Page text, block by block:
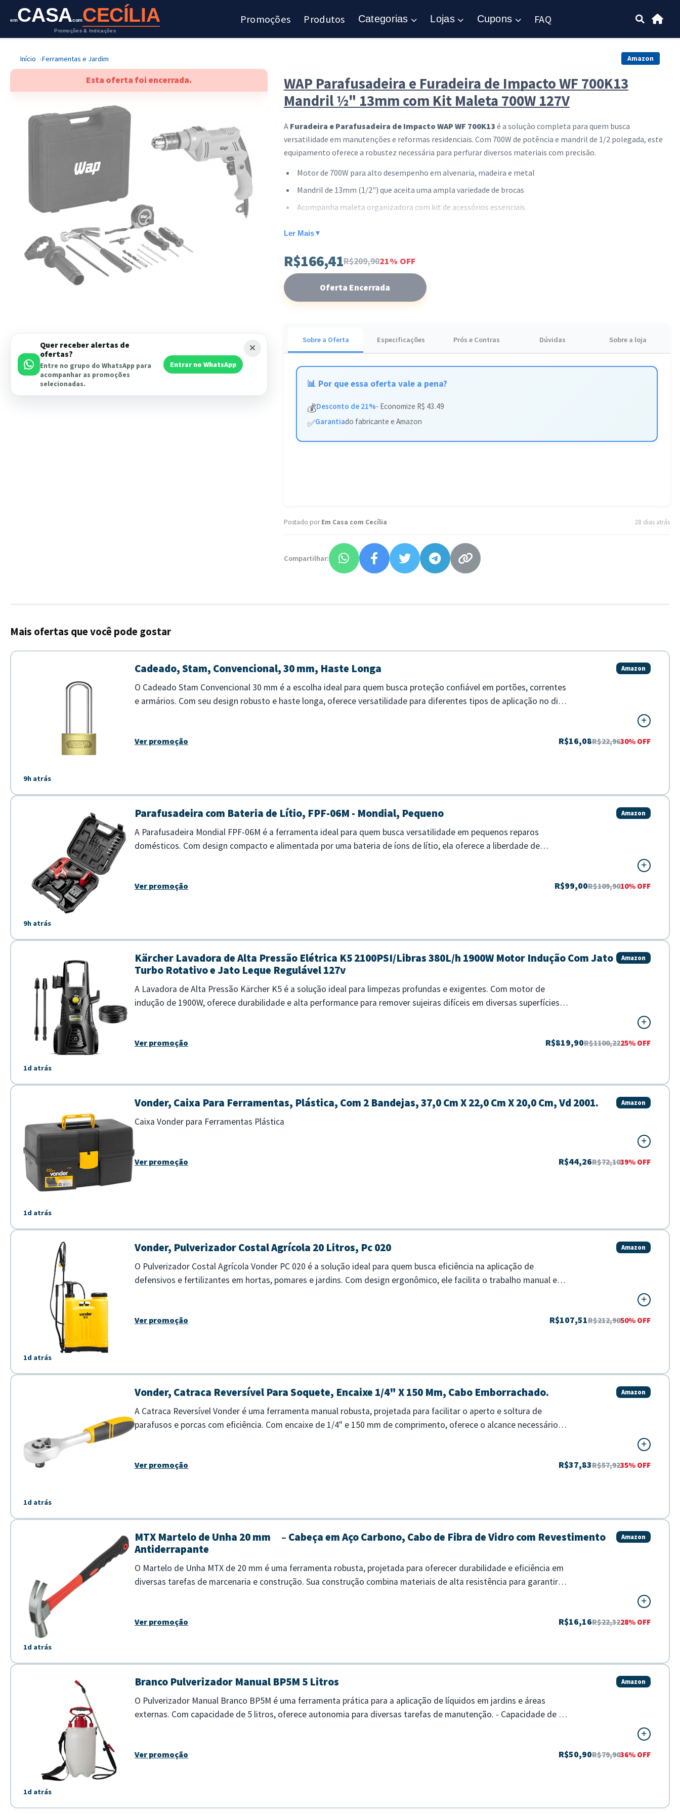
emCASAcomCECÍLIA
Promoções & Indicações
Promoções Produtos Categorias Lojas Cupons FAQ
Início Ferramentas e Jardim Amazon
Esta oferta foi encerrada.
Quer receber alertas de
ofertas?
Entre no grupo do WhatsApp para
acompanhar as promoções
selecionadas.
Entrar no WhatsApp
WAP Parafusadeira e Furadeira de Impacto WF 700K13
Mandril ½" 13mm com Kit Maleta 700W 127V
A Furadeira e Parafusadeira de Impacto WAP WF 700K13 é a solução completa para quem busca
versatilidade em manutenções e reformas residenciais. Com 700W de potência e mandril de 1/2 polegada, este
equipamento oferece a robustez necessária para perfurar diversos materiais com precisão.
Motor de 700W para alto desempenho em alvenaria, madeira e metal
Mandril de 13mm (1/2") que aceita uma ampla variedade de brocas
Acompanha maleta organizadora com kit de acessórios essenciais
abrem mão de qualidade. Adquira seu kit e tenha uma oficina completa sempre à mão.
Ler Mais▼
R$166,41R$209,9021% OFF
Oferta Encerrada
Sobre a Oferta Especificações Prós e Contras Dúvidas Sobre a loja
📊 Por que essa oferta vale a pena?
💰Desconto de 21%- Economize R$ 43.49
✅Garantiado fabricante e Amazon
Postado porEm Casa com Cecília 28 dias atrás
Compartilhar:
Mais ofertas que você pode gostar
9h atrás
Cadeado, Stam, Convencional, 30 mm, Haste Longa Amazon
O Cadeado Stam Convencional 30 mm é a escolha ideal para quem busca proteção confiável em portões, correntes
e armários. Com seu design robusto e haste longa, oferece versatilidade para diferentes tipos de aplicação no dia a
Ver promoção R$16,08R$22,9630% OFF
9h atrás
Parafusadeira com Bateria de Lítio, FPF-06M - Mondial, Pequeno Amazon
A Parafusadeira Mondial FPF-06M é a ferramenta ideal para quem busca versatilidade em pequenos reparos
domésticos. Com design compacto e alimentada por uma bateria de íons de lítio, ela oferece a liberdade de
Ver promoção R$99,00R$109,9010% OFF
1d atrás
Kärcher Lavadora de Alta Pressão Elétrica K5 2100PSI/Libras 380L/h 1900W Motor Indução Com Jato
Turbo Rotativo e Jato Leque Regulável 127v
Amazon
A Lavadora de Alta Pressão Kärcher K5 é a solução ideal para limpezas profundas e exigentes. Com motor de
indução de 1900W, oferece durabilidade e alta performance para remover sujeiras difíceis em diversas superfícies. -
Ver promoção R$819,90R$1100,2225% OFF
1d atrás
Vonder, Caixa Para Ferramentas, Plástica, Com 2 Bandejas, 37,0 Cm X 22,0 Cm X 20,0 Cm, Vd 2001. Amazon
Caixa Vonder para Ferramentas Plástica
Ver promoção R$44,26R$72,1039% OFF
1d atrás
Vonder, Pulverizador Costal Agrícola 20 Litros, Pc 020 Amazon
O Pulverizador Costal Agrícola Vonder PC 020 é a solução ideal para quem busca eficiência na aplicação de
defensivos e fertilizantes em hortas, pomares e jardins. Com design ergonômico, ele facilita o trabalho manual em
Ver promoção R$107,51R$212,9050% OFF
1d atrás
Vonder, Catraca Reversível Para Soquete, Encaixe 1/4" X 150 Mm, Cabo Emborrachado. Amazon
A Catraca Reversível Vonder é uma ferramenta manual robusta, projetada para facilitar o aperto e soltura de
parafusos e porcas com eficiência. Com encaixe de 1/4" e 150 mm de comprimento, oferece o alcance necessário
Ver promoção R$37,83R$57,9235% OFF
1d atrás
MTX Martelo de Unha 20 mm – Cabeça em Aço Carbono, Cabo de Fibra de Vidro com Revestimento
Antiderrapante
Amazon
O Martelo de Unha MTX de 20 mm é uma ferramenta robusta, projetada para oferecer durabilidade e eficiência em
diversas tarefas de marcenaria e construção. Sua construção combina materiais de alta resistência para garantir
Ver promoção R$16,16R$22,3228% OFF
1d atrás
Branco Pulverizador Manual BP5M 5 Litros Amazon
O Pulverizador Manual Branco BP5M é uma ferramenta prática para a aplicação de líquidos em jardins e áreas
externas. Com capacidade de 5 litros, oferece autonomia para diversas tarefas de manutenção. - Capacidade de 5
Ver promoção R$50,90R$79,9036% OFF